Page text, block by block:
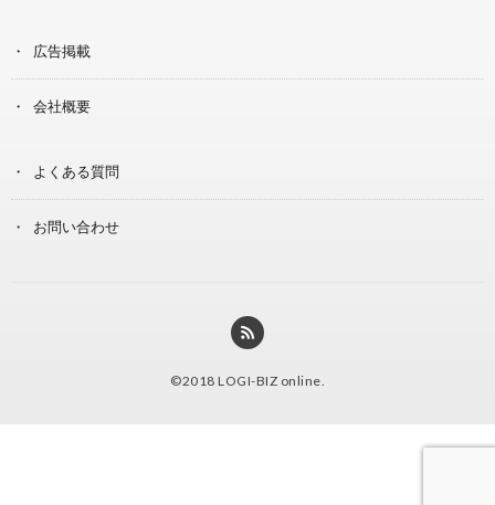
広告掲載
会社概要
よくある質問
お問い合わせ
©2018 LOGI-BIZ online